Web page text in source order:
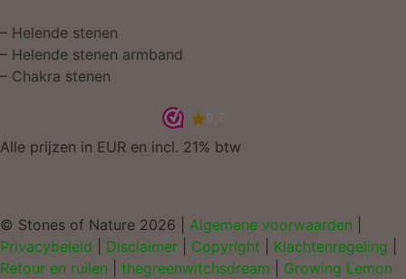
– Helende stenen
– Helende stenen armband
– Chakra stenen
Alle prijzen in EUR en incl. 21% btw
© Stones of Nature 2026 | Algemene voorwaarden
Privacybeleid
Disclaimer Copyright Klachtenregeling
Retour en ruilen
thegreenwitchsdream Growing Lemon